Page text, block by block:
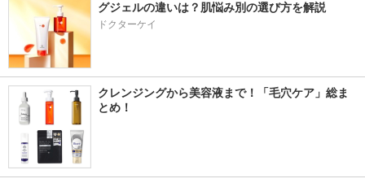
グジェルの違いは？肌悩み別の選び方を解説
ドクターケイ
クレンジングから美容液まで！「毛穴ケア」総ま
とめ！